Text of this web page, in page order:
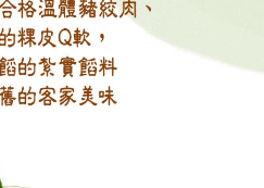
依據個別帳號之用戶狀況，依本公司即
額度不足之情形，本公司將視審查結果
人資訊註冊。若發現惡意使用之情形，
用戶之使用額度並採取法律行動。